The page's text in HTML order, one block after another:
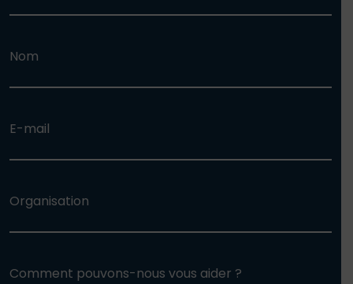
Nom
E-mail
Organisation
Comment pouvons-nous vous aider ?